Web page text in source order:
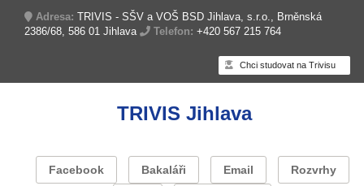
Adresa: TRIVIS - SŠV a VOŠ BSD Jihlava, s.r.o., Brněnská
2386/68, 586 01 Jihlava
Telefon: +420 567 215 764
Chci studovat na Trivisu
TRIVIS Jihlava
Facebook Bakaláři Email Rozvrhy